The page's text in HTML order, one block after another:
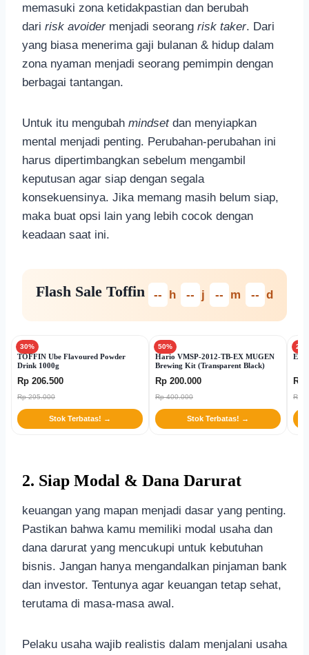
memasuki zona ketidakpastian dan berubah
dari risk avoidermenjadi seorang risk taker. Dari
yang biasa menerima gaji bulanan & hidup dalam
zona nyaman menjadi seorang pemimpin dengan
berbagai tantangan.
Untuk itu mengubah mindsetdan menyiapkan
mental menjadi penting. Perubahan-perubahan ini
harus dipertimbangkan sebelum mengambil
keputusan agar siap dengan segala
konsekuensinya. Jika memang masih belum siap,
maka buat opsi lain yang lebih cocok dengan
keadaan saat ini.
Flash Sale Toffin -- h -- j -- m -- d
30%
TOFFIN Ube Flavoured Powder
Drink 1000g
Rp 206.500
Rp 295.000
Stok Terbatas! →
50%
Hario VMSP-2012-TB-EX MUGEN
Brewing Kit (Transparent Black)
Rp 200.000
Rp 400.000
Stok Terbatas! →
Rp
Rp
2. Siap Modal & Dana Darurat
keuangan yang mapan menjadi dasar yang penting.
Pastikan bahwa kamu memiliki modal usaha dan
dana darurat yang mencukupi untuk kebutuhan
bisnis. Jangan hanya mengandalkan pinjaman bank
dan investor. Tentunya agar keuangan tetap sehat,
terutama di masa-masa awal.
Pelaku usaha wajib realistis dalam menjalani usaha